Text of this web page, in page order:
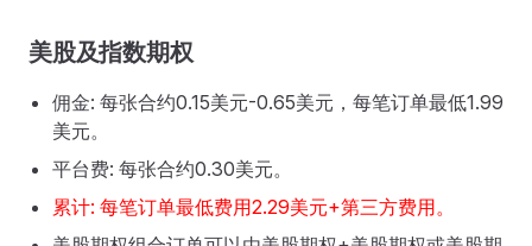
美股及指数期权
佣金: 每张合约0.15美元-0.65美元，每笔订单最低1.99
美元。
平台费: 每张合约0.30美元。
累计: 每笔订单最低费用2.29美元+第三方费用。